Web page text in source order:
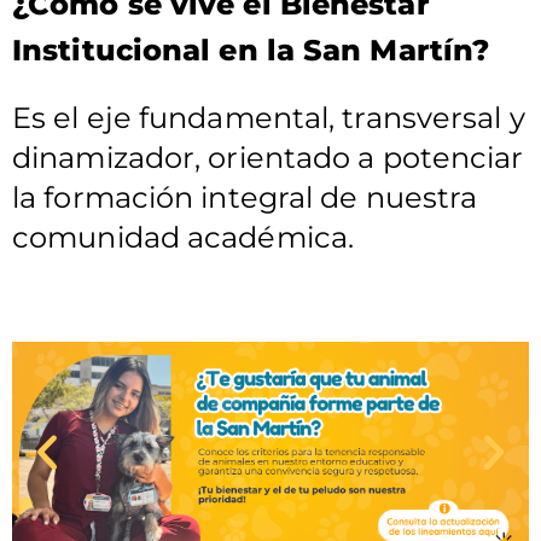
Institucional en la San Martín?
Es el eje fundamental, transversal y
dinamizador, orientado a potenciar
la formación integral de nuestra
comunidad académica.
A
n
t
S
i
g